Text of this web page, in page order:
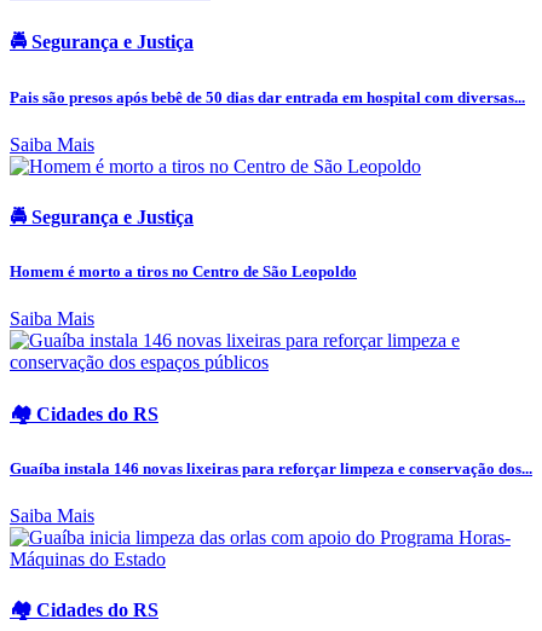
🚔 Segurança e Justiça
Pais são presos após bebê de 50 dias dar entrada em hospital com diversas...
Saiba Mais
🚔 Segurança e Justiça
Homem é morto a tiros no Centro de São Leopoldo
Saiba Mais
🏘️ Cidades do RS
Guaíba instala 146 novas lixeiras para reforçar limpeza e conservação dos...
Saiba Mais
🏘️ Cidades do RS